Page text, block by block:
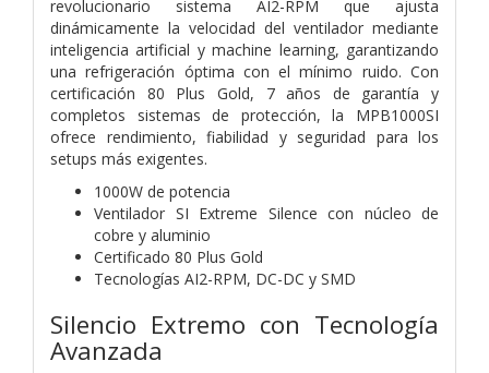
revolucionario sistema AI2-RPM que ajusta
dinámicamente la velocidad del ventilador mediante
inteligencia artificial y machine learning, garantizando
una refrigeración óptima con el mínimo ruido. Con
certificación 80 Plus Gold, 7 años de garantía y
completos sistemas de protección, la MPB1000SI
ofrece rendimiento, fiabilidad y seguridad para los
setups más exigentes.
1000W de potencia
Ventilador SI Extreme Silence con núcleo de
cobre y aluminio
Certificado 80 Plus Gold
Tecnologías AI2-RPM, DC-DC y SMD
Silencio Extremo con Tecnología
Avanzada